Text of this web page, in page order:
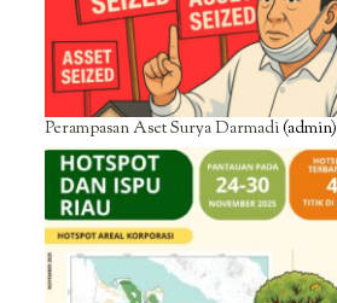
Perampasan Aset Surya Darmadi(admin)